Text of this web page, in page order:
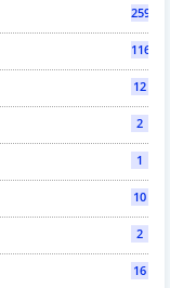
2595
116
12
2
1
10
2
16